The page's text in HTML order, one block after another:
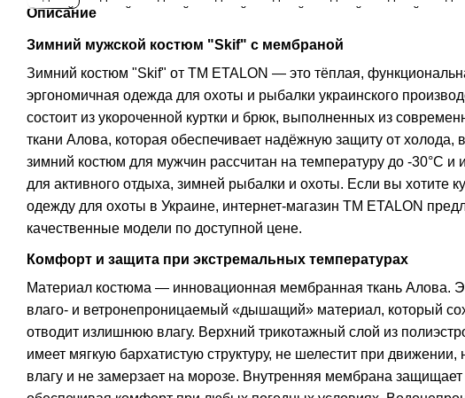
Описание
Зимний мужской костюм "Skif" с мембраной
Зимний костюм "Skif" от TM ETALON — это тёплая,
эргономичная одежда для охоты и рыбалки украинского
состоит из укороченной куртки и брюк, выполненных из
ткани Алова, которая обеспечивает надёжную защиту от холода,
зимний костюм для мужчин рассчитан на температуру до -30°C и
для активного отдыха, зимней рыбалки и охоты. Если вы хотите
одежду для охоты в Украине, интернет-магазин TM ETALON
качественные модели по доступной цене.
Комфорт и защита при экстремальных температурах
Материал костюма — инновационная мембранная ткань Алова.
влаго- и ветронепроницаемый «дышащий» материал, который
отводит излишнюю влагу. Верхний трикотажный слой из
имеет мягкую бархатистую структуру, не шелестит при движении,
влагу и не замерзает на морозе. Внутренняя мембрана защищает